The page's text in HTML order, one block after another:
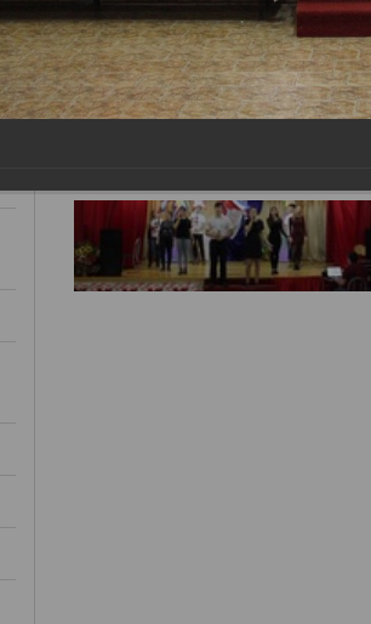
Резерв управленческих кадров
Торги
Сведения о нестационарных
субъектов МСП
Участие в программах
Проектная деятельность